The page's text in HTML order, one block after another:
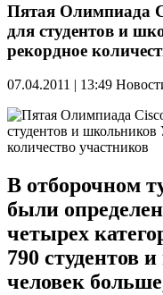
Пятая Олимпиада
для студентов и
рекордное
07.04.2011 | 13:49
В отборочном
были
четырех
790 студентов
человек